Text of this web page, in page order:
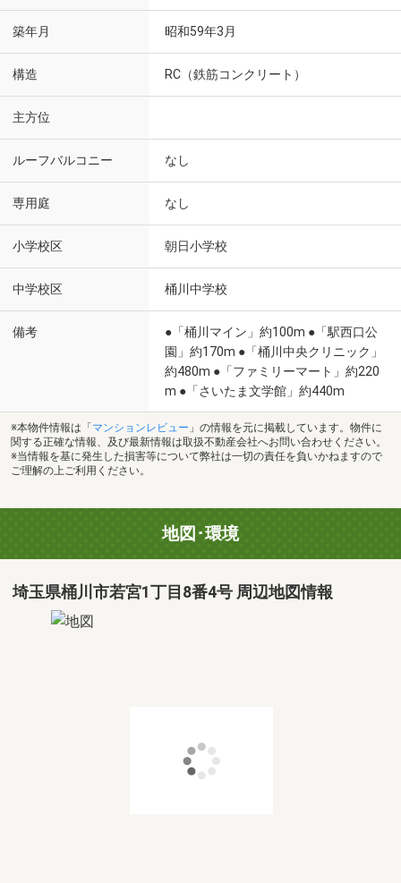
築年月 昭和59年3月
構造 RC（鉄筋コンクリート）
主方位
ルーフバルコニー なし
専用庭 なし
小学校区 朝日小学校
中学校区 桶川中学校
備考
●「桶川マイン」約100m ●「駅西口公
園」約170m ●「桶川中央クリニック」
約480m ●「ファミリーマート」約220
m ●「さいたま文学館」約440m
※本物件情報は「 マンションレビュー 」の情報を元に掲載しています。物件に
関する正確な情報、及び最新情報は取扱不動産会社へお問い合わせください。
※当情報を基に発生した損害等について弊社は一切の責任を負いかねますので
ご理解の上ご利用ください。
地図･環境
埼玉県桶川市若宮1丁目8番4号 周辺地図情報